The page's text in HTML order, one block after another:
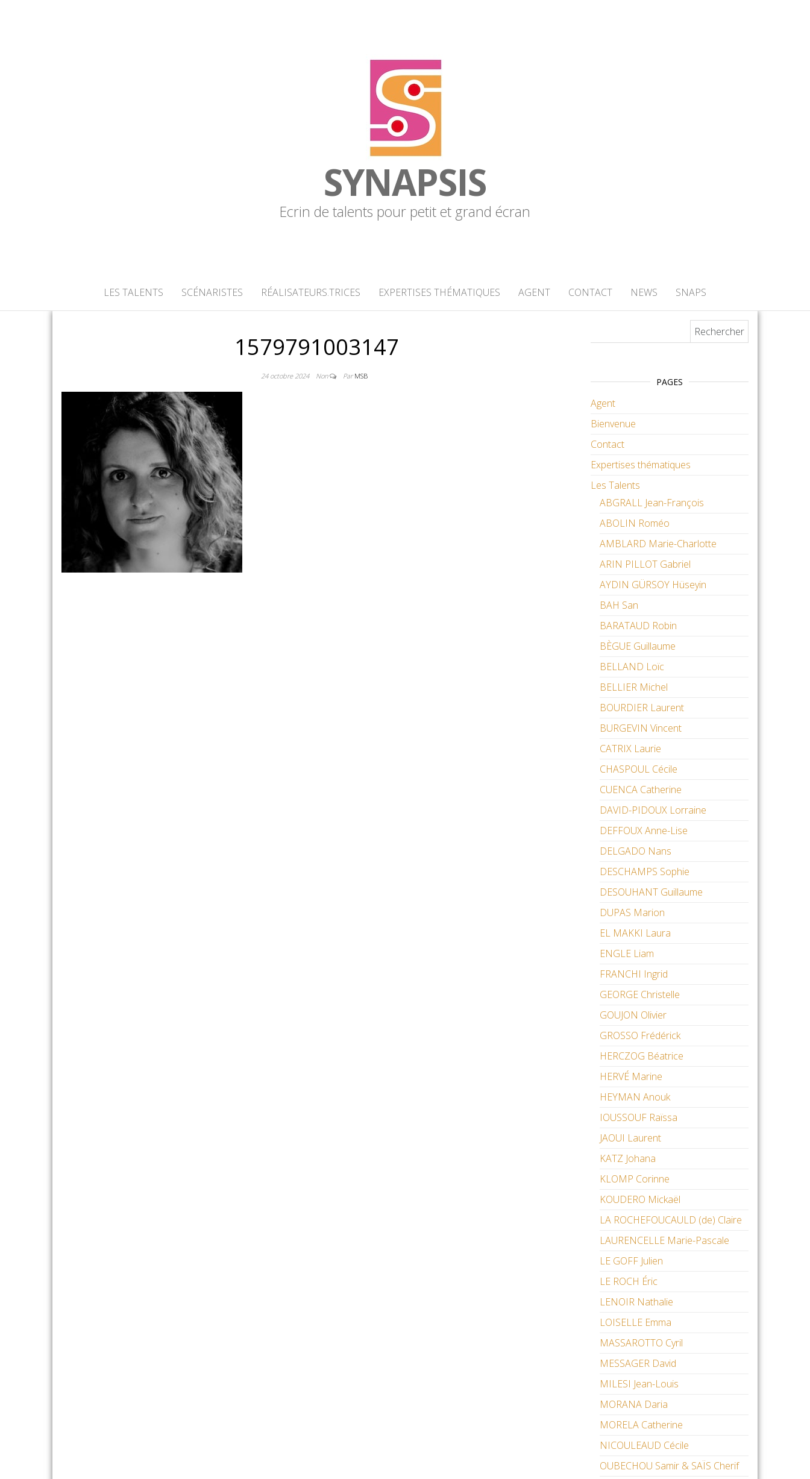
SYNAPSIS
Ecrin de talents pour petit et grand écran
LES TALENTS SCÉNARISTES RÉALISATEURS.TRICES EXPERTISES THÉMATIQUES AGENT CONTACT NEWS SNAPS
1579791003147
24 octobre 2024 Non ParMSB
PAGES
Agent
Bienvenue
Contact
Expertises thématiques
Les Talents
ABGRALL Jean-François
ABOLIN Roméo
AMBLARD Marie-Charlotte
ARIN PILLOT Gabriel
AYDIN GÜRSOY Hüseyin
BAH San
BARATAUD Robin
BÈGUE Guillaume
BELLAND Loïc
BELLIER Michel
BOURDIER Laurent
BURGEVIN Vincent
CATRIX Laurie
CHASPOUL Cécile
CUENCA Catherine
DAVID-PIDOUX Lorraine
DEFFOUX Anne-Lise
DELGADO Nans
DESCHAMPS Sophie
DESOUHANT Guillaume
DUPAS Marion
EL MAKKI Laura
ENGLE Liam
FRANCHI Ingrid
GEORGE Christelle
GOUJON Olivier
GROSSO Frédérick
HERCZOG Béatrice
HERVÉ Marine
HEYMAN Anouk
IOUSSOUF Raïssa
JAOUI Laurent
KATZ Johana
KLOMP Corinne
KOUDERO Mickaël
LA ROCHEFOUCAULD (de) Claire
LAURENCELLE Marie-Pascale
LE GOFF Julien
LE ROCH Éric
LENOIR Nathalie
LOISELLE Emma
MASSAROTTO Cyril
MESSAGER David
MILESI Jean-Louis
MORANA Daria
MORELA Catherine
NICOULEAUD Cécile
OUBECHOU Samir & SAÏS Cherif